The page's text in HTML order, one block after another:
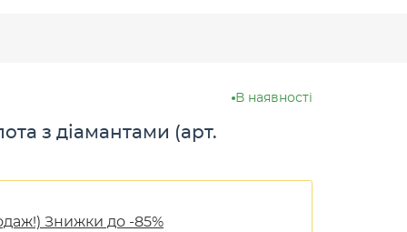
В наявності
з діамантами (арт.
Знижки до -85%